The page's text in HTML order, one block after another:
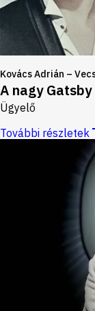
Kovács Adrián –
A nagy Gatsby
Ügyelő
További részletek